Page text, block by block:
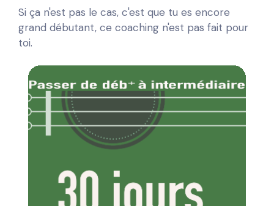
Si ça n'est pas le cas, c'est que tu es encore
grand débutant, ce coaching n'est pas fait pour
toi.